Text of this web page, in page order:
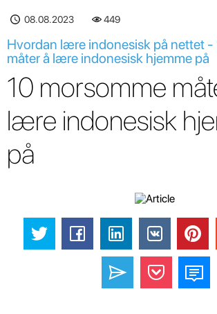
08.08.2023 449
Hvordan lære indonesisk på nettet -
måter å lære indonesisk hjemme på
10 morsomme
lære indonesisk
på